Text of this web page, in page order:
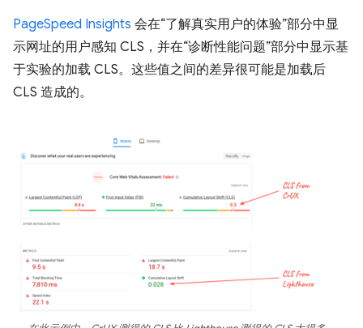
PageSpeed Insights 会在“了解真实用户的体验”部分中显
示网址的用户感知 CLS，并在“诊断性能问题”部分中显示基
于实验的加载 CLS。这些值之间的差异很可能是加载后
CLS 造成的。